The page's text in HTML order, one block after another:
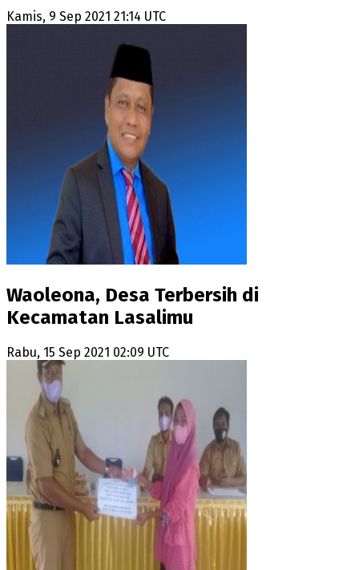
Kamis, 9 Sep 2021 21:14 UTC
Waoleona, Desa Terbersih di
Kecamatan Lasalimu
Rabu, 15 Sep 2021 02:09 UTC